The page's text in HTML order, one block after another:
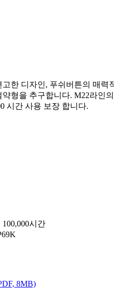
고한 디자인, 푸쉬버튼의 매력
약형을 추구합니다. M22라인
시간 사용 보장 합니다.
시간
8MB)